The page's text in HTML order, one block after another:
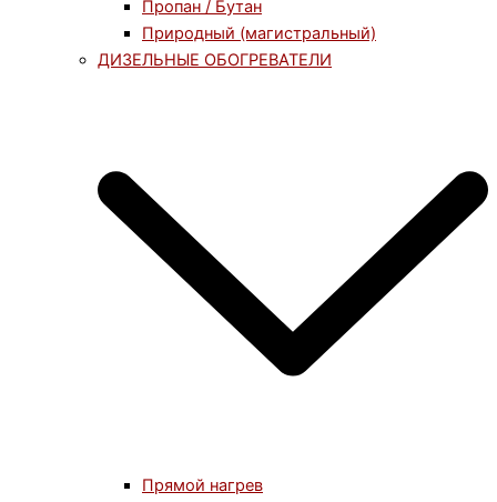
Пропан / Бутан
Природный (магистральный)
ДИЗЕЛЬНЫЕ ОБОГРЕВАТЕЛИ
Прямой нагрев